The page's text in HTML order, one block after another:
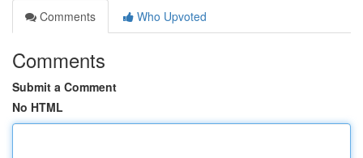
Comments
Who Upvoted
Comments
Submit a Comment
No HTML